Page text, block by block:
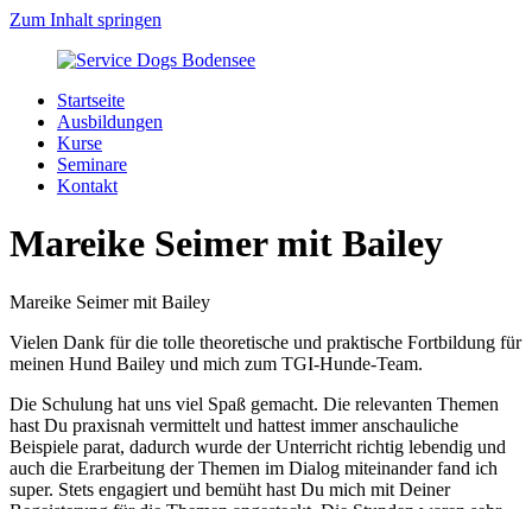
Zum Inhalt springen
Startseite
Ausbildungen
Kurse
Seminare
Kontakt
Mareike Seimer mit Bailey
Mareike Seimer mit Bailey
Vielen Dank für die tolle theoretische und praktische Fortbildung für
meinen Hund Bailey und mich zum TGI-Hunde-Team.
Die Schulung hat uns viel Spaß gemacht. Die relevanten Themen
hast Du praxisnah vermittelt und hattest immer anschauliche
Beispiele parat, dadurch wurde der Unterricht richtig lebendig und
auch die Erarbeitung der Themen im Dialog miteinander fand ich
super. Stets engagiert und bemüht hast Du mich mit Deiner